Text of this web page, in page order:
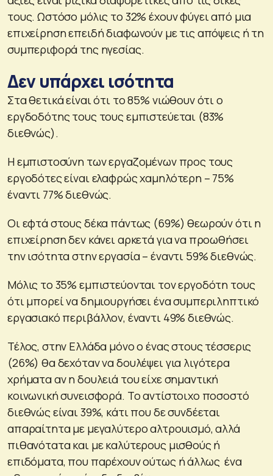
τους. Ωστόσο μόλις το 32% έχουν φύγει από μια
επιχείρηση επειδή διαφωνούν με τις απόψεις ή τη
συμπεριφορά της ηγεσίας.
Δεν υπάρχει ισότητα
Στα θετικά είναι ότι το 85% νιώθουν ότι ο
εργδοδότης τους τους εμπιστεύεται (83%
διεθνώς).
Η εμπιστοσύνη των εργαζομένων προς τους
εργοδότες είναι ελαφρώς χαμηλότερη – 75%
έναντι 77% διεθνώς.
Οι εφτά στους δέκα πάντως (69%) θεωρούν ότι η
επιχείρηση δεν κάνει αρκετά για να προωθήσει
την ισότητα στην εργασία – έναντι 59% διεθνώς.
Μόλις το 35% εμπιστεύονται τον εργοδότη τους
ότι μπορεί να δημιουργήσει ένα συμπεριληπτικό
εργασιακό περιβάλλον, έναντι 49% διεθνώς.
Τέλος, στην Ελλάδα μόνο ο ένας στους τέσσερις
(26%) θα δεχόταν να δουλέψει για λιγότερα
χρήματα αν η δουλειά του είχε σημαντική
κοινωνική συνεισφορά. Το αντίστοιχο ποσοστό
διεθνώς είναι 39%, κάτι που δε συνδέεται
απαραίτητα με μεγαλύτερο αλτρουισμό, αλλά
πιθανότατα και με καλύτερους μισθούς ή
επιδόματα, που παρέχουν ούτως ή άλλως ένα